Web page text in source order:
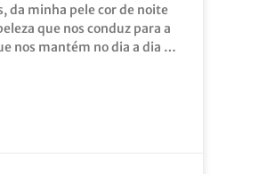
da minha pele cor de noite
que nos conduz para a
nos mantém no dia a dia …